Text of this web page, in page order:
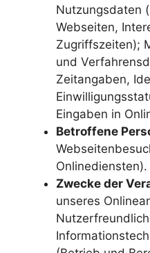
Nutzungsdaten
Webseiten,
Zugriffszeiten);
und
Zeitangaben,
Eingaben in
Betroffene
Onlinediensten).
Zwecke der
unseres